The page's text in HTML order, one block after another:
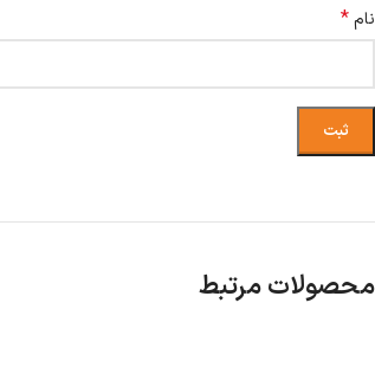
نام*
محصولات مرتبط